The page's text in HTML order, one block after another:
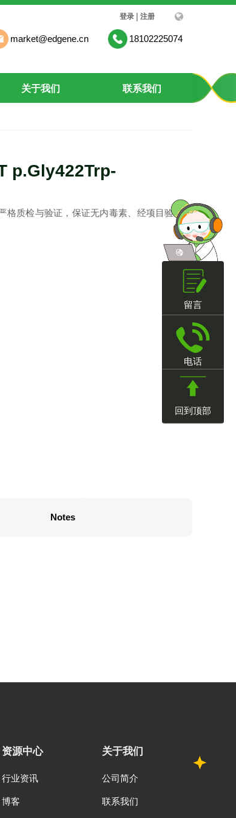
market@edgene.cn 18102225074
登录 | 注册
关于我们 联系我们
p.Gly422Trp-
格质检与验证，保证无内毒素、经项目验证质
Notes
留言
电话
回到顶部
资源中心
行业资讯
博客
关于我们
公司简介
联系我们